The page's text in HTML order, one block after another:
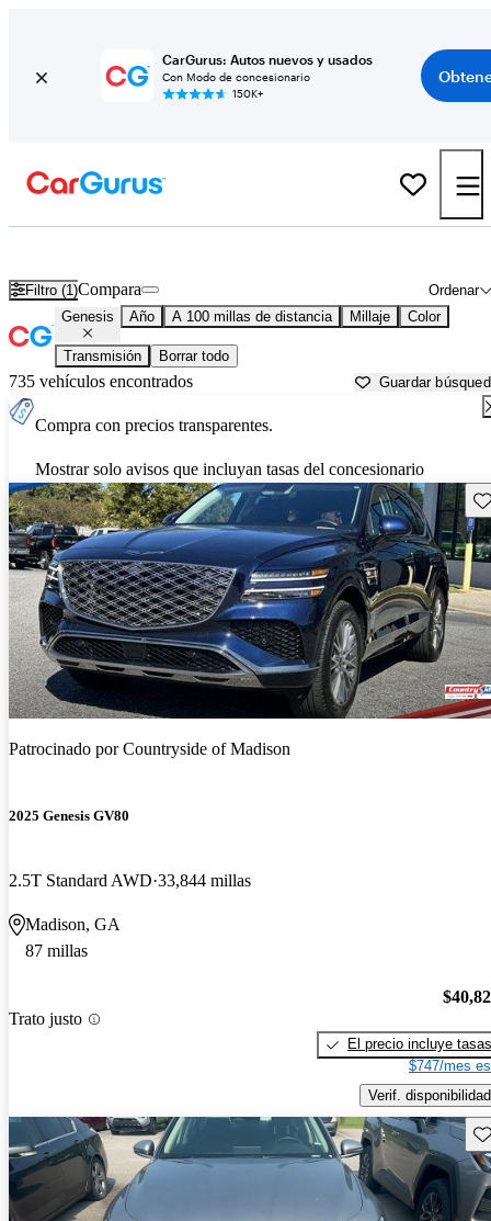
CarGurus: Autos nuevos y usados
Con Modo de concesionario
150K+
Filtro (1) Ordenar
Compara
Genesis Año A 100 millas de distancia Millaje Color
Transmisión Borrar todo
735 vehículos encontrados Guardar
Compra con precios transparentes.
Mostrar solo avisos que incluyan tasas del concesionario
Patrocinado porCountryside of Madison
2025 Genesis GV80
2.5T Standard AWD 33,844 millas
Madison, GA
87 millas
Trato justo
El precio incluye tasas
$747/mes
Verif. disponibilidad